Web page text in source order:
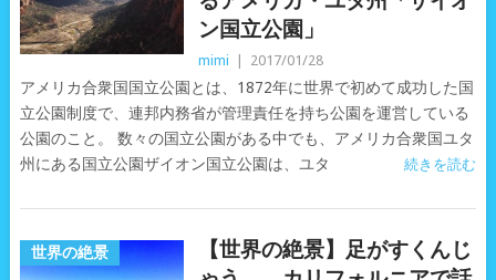
ン国立公園」
mimi 2017/01/28
アメリカ合衆国国立公園とは、1872年に世界で初めて成功した国
立公園制度で、連邦内務省が管理責任を持ち公園を運営している
公園のこと。 数々の国立公園がある中でも、アメリカ合衆国ユタ
州にある国立公園ザイオン国立公園は、ユタ
続きを読む
世界の絶景
【世界の絶景】足がすくんじ